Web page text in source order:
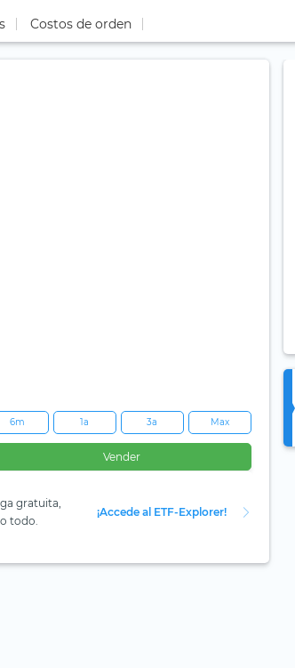
Costos de orden
6m 1a 3a Max
Vender
gratuita,
todo.
¡Accede al ETF-Explorer!